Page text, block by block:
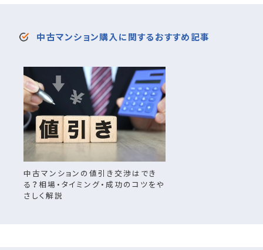
中古マンション購入に関するおすすめ記事
中古マンションの値引き交渉はでき
る？相場・タイミング・成功のコツをや
さしく解説